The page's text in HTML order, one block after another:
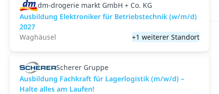
dm-drogerie markt GmbH + Co. KG
Ausbildung Elektroniker für Betriebstechnik (w/m/d)
2027
Waghäusel
+1 weiterer Standort
Scherer Gruppe
Ausbildung Fachkraft für Lagerlogistik (m/w/d) –
Halte alles am Laufen!